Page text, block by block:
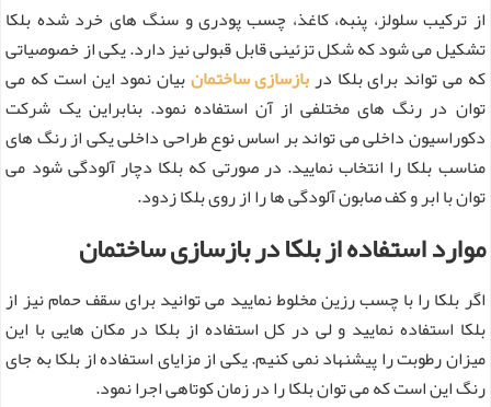
از ترکیب سلولز، پنبه، کاغذ، چسب پودری و سنگ های خرد شده بلکا
تشکیل می شود که شکل تزئینی قابل قبولی نیز دارد. یکی از خصوصیاتی
که می تواند برای بلکا دربازسازی ساختمانبیان نمود این است که می
توان در رنگ های مختلفی از آن استفاده نمود. بنابراین یک شرکت
دکوراسیون داخلی می تواند بر اساس نوع طراحی داخلی یکی از رنگ های
مناسب بلکا را انتخاب نمایید. در صورتی که بلکا دچار آلودگی شود می
توان با ابر و کف صابون آلودگی ها را از روی بلکا زدود.
موارد استفاده از بلکا در بازسازی ساختمان
اگر بلکا را با چسب رزین مخلوط نمایید می توانید برای سقف حمام نیز از
بلکا استفاده نمایید و لی در کل استفاده از بلکا در مکان هایی با این
میزان رطوبت را پیشنهاد نمی کنیم. یکی از مزایای استفاده از بلکا به جای
رنگ این است که می توان بلکا را در زمان کوتاهی اجرا نمود.